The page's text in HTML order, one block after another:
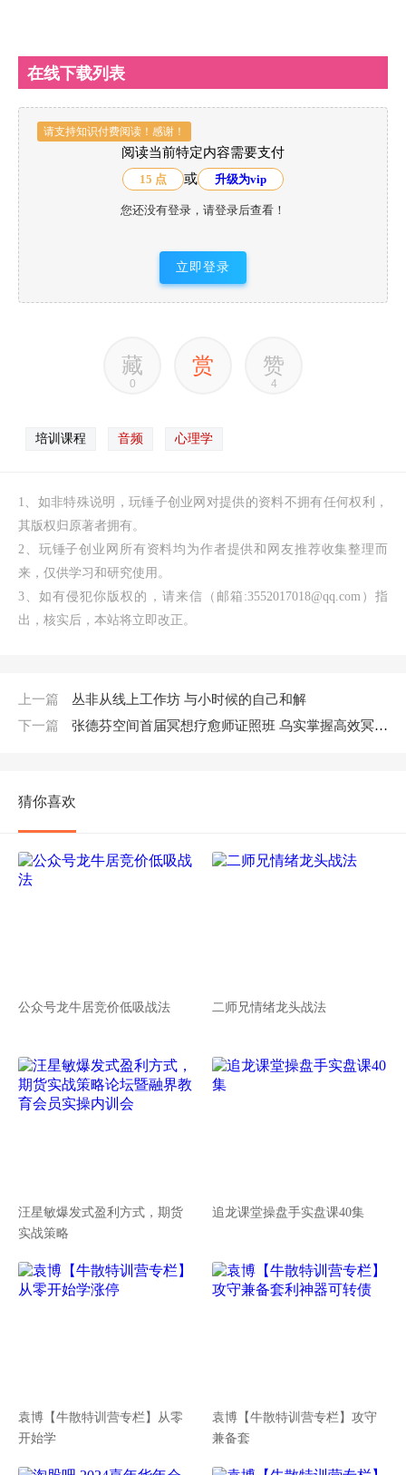
在线下载列表
请支持知识付费阅读！感谢！
阅读当前特定内容需要支付
15 点 或 升级为vip
您还没有登录，请登录后查看！
立即登录
藏
0
赏 赞
4
培训课程 音频 心理学
1、如非特殊说明，玩锤子创业网对提供的资料不拥有任何权利，
其版权归原著者拥有。
2、玩锤子创业网所有资料均为作者提供和网友推荐收集整理而
来，仅供学习和研究使用。
3、如有侵犯你版权的，请来信（邮箱:3552017018@qq.com）指
出，核实后，本站将立即改正。
上一篇
丛非从线上工作坊 与小时候的自己和解
下一篇
张德芬空间首届冥想疗愈师证照班 乌实掌握高效冥想技术，创造富足喜悦人生
猜你喜欢
公众号龙牛居竞价低吸战法 二师兄情绪龙头战法
汪星敏爆发式盈利方式，期货
实战策略
追龙课堂操盘手实盘课40集
袁博【牛散特训营专栏】从零
开始学
袁博【牛散特训营专栏】攻守
兼备套